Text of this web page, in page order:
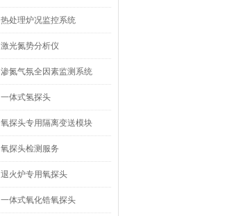
热处理炉况监控系统
激光氮势分析仪
渗氮气氛全因素监测系统
一体式氢探头
氧探头专用隔离变送模块
氧探头检测服务
退火炉专用氧探头
一体式氧化锆氧探头